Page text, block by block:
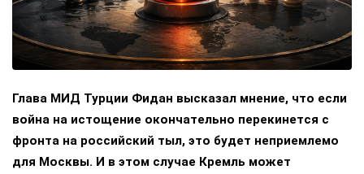
Глава МИД Турции Фидан высказал мнение, что если
война на истощение окончательно перекинется с
фронта на российский тыл, это будет неприемлемо
для Москвы. И в этом случае Кремль может